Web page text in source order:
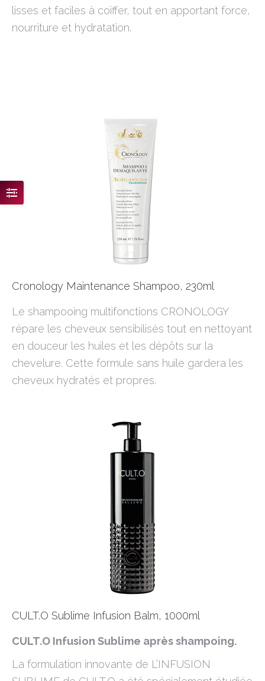
lisses et faciles à coiffer, tout en apportant force,
nourriture et hydratation.
Cronology Maintenance Shampoo, 230ml
Le shampooing multifonctions CRONOLOGY
répare les cheveux sensibilisés tout en nettoyant
en douceur les huiles et les dépôts sur la
chevelure. Cette formule sans huile gardera les
cheveux hydratés et propres.
CULT.O Sublime Infusion Balm, 1000ml
CULT.O Infusion Sublime après shampoing.
La formulation innovante de L’INFUSION